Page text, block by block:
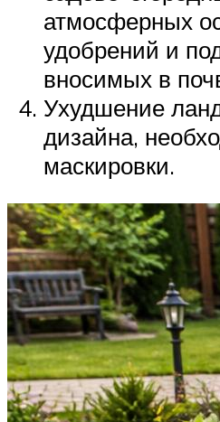
атмосферных
удобрений и
вносимых в
Ухудшение
дизайна,
маскировки.